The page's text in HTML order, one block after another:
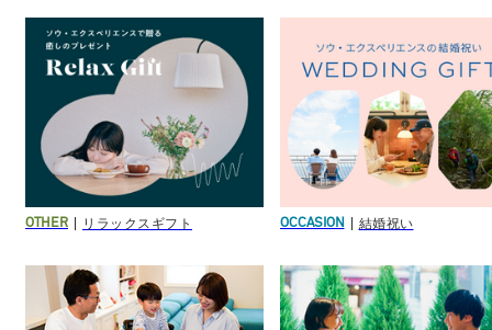
OTHER リラックスギフト OCCASION 結婚祝い